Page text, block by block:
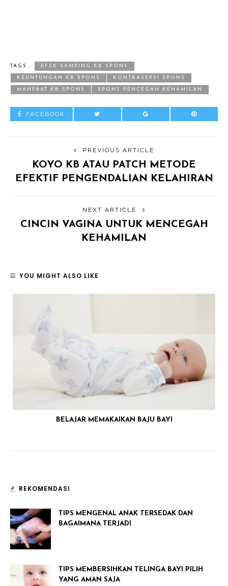
TAGS : EFEK SAMPING KB SPONS
KEUNTUNGAN KB SPONS KONTRASEPSI SPONS
MANFAAT KB SPONS SPONS PENCEGAH KEHAMILAN
FACEBOOK
PREVIOUS ARTICLE
KOYO KB ATAU PATCH METODE
EFEKTIF PENGENDALIAN KELAHIRAN
NEXT ARTICLE
CINCIN VAGINA UNTUK MENCEGAH
KEHAMILAN
YOU MIGHT ALSO LIKE
BELAJAR MEMAKAIKAN BAJU BAYI
REKOMENDASI
TIPS MENGENAL ANAK TERSEDAK DAN
BAGAIMANA TERJADI
TIPS MEMBERSIHKAN TELINGA BAYI PILIH
YANG AMAN SAJA